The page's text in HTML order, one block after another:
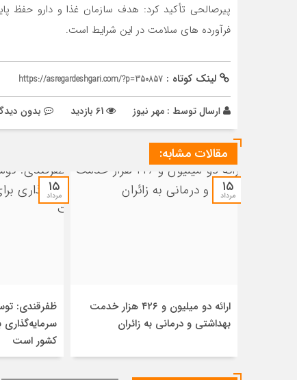
پیرصالحی تأکید کرد: هدف سازمان غذا و دارو حفظ
فرآورده های سلامت در این شرایط است.
لینک کوتاه : https://asregardeshgari.com/?p=350857
ارسال توسط : مهر نیوز بدون
مقالات مشابه:
۱۵
مرداد
ارائه دو میلیون و ۴۲۶ هزار خدمت
بهداشتی و درمانی به زائران
۱۵
مرداد
ظفرقندی:
کشور است